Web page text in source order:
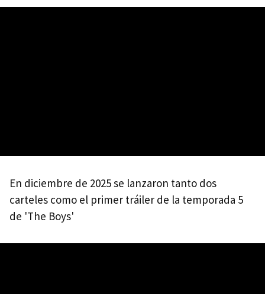
En diciembre de 2025 se lanzaron tanto dos
carteles como el primer tráiler de la temporada 5
de 'The Boys'